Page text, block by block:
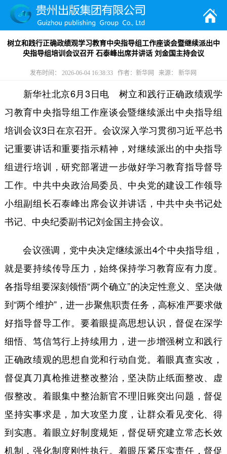
树立和践行正确政绩观学习教育中央指导组工作座谈会暨继续派出中
央指导组培训会议召开 石泰峰出席并讲话 刘金国主持会议
发布时间： 2026-06-04 16:38:33 作者：新华网 来源： 新华网
新华社北京6月3日电 树立和践行正确政绩观学
习教育中央指导组工作座谈会暨继续派出中央指导组
培训会议3日在京召开。会议深入学习贯彻习近平总书
记重要讲话和重要指示精神，对继续派出的中央指导
组进行培训，研究部署进一步做好学习教育指导督导
工作。中共中央政治局委员、中央党的建设工作领导
小组副组长石泰峰出席会议并讲话，中共中央书记处
书记、中央纪委副书记刘金国主持会议。
会议强调，党中央决定继续派出4个中央指导组，
就是要持续传导压力，始终保持学习教育应有力度。
各指导组要深刻领悟“两个确立”的决定性意义、坚决做
到“两个维护”，进一步聚焦职责任务，高标准严要求做
好指导督导工作。要着眼提高思想认识，督促在深学
细悟、笃信笃行上持续用力，进一步增强树立和践行
正确政绩观的思想自觉和行动自觉。着眼真查实改，
督促真刀真枪推进整改整治，坚决防止纸面整改、虚
假整改。着眼集中整治新官不理旧账突出问题，督促
坚持实事求是，加大攻坚力度，让群众看见变化、得
到实惠。着眼立好制度规矩，督促研究建立常态长效
机制，强化制度刚性执行。着眼压紧压实责任，督促